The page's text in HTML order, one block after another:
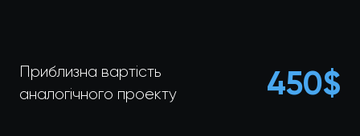
450$
Приблизна вартість
аналогічного проекту